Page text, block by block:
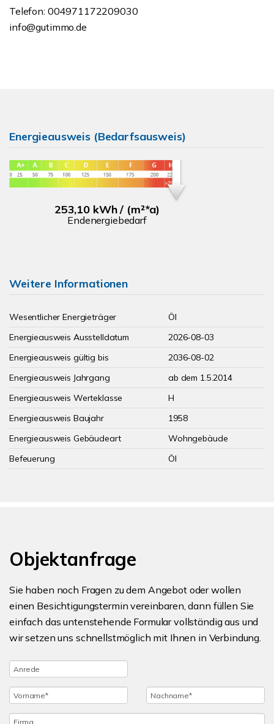
Telefon: 004971172209030
info@gutimmo.de
Energieausweis (Bedarfsausweis)
253,10 kWh / (m²*a)
Endenergiebedarf
Weitere Informationen
Wesentlicher Energieträger
Öl
Energieausweis Ausstelldatum
2026-08-03
Energieausweis gültig bis
2036-08-02
Energieausweis Jahrgang
ab dem 1.5.2014
Energieausweis Werteklasse
H
Energieausweis Baujahr
1958
Energieausweis Gebäudeart
Wohngebäude
Befeuerung
Öl
Objektanfrage
Sie haben noch Fragen zu dem Angebot oder wollen
einen Besichtigungstermin vereinbaren, dann füllen Sie
einfach das untenstehende Formular vollständig aus und
wir setzen uns schnellstmöglich mit Ihnen in Verbindung.